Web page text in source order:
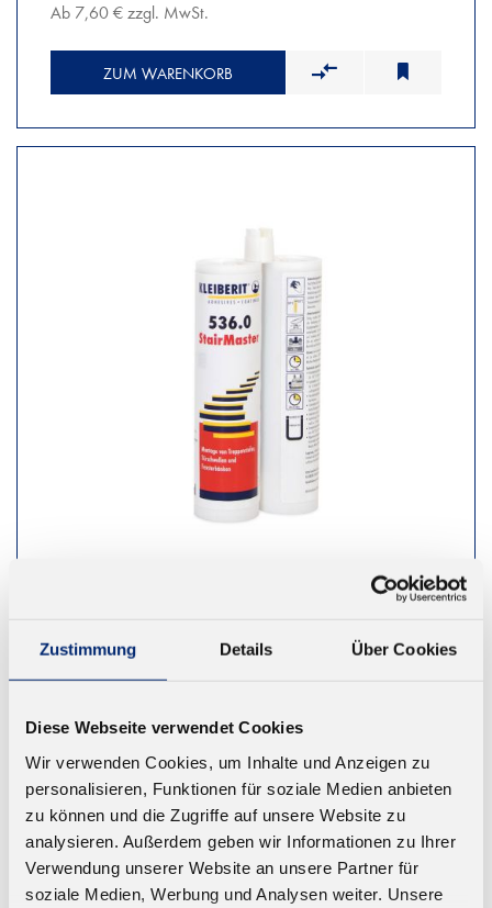
Zustimmung Details Über Cookies
Diese Webseite verwendet Cookies
Wir verwenden Cookies, um Inhalte und Anzeigen zu
personalisieren, Funktionen für soziale Medien anbieten
zu können und die Zugriffe auf unsere Website zu
analysieren. Außerdem geben wir Informationen zu Ihrer
Verwendung unserer Website an unsere Partner für
soziale Medien, Werbung und Analysen weiter. Unsere
Ab 7,60 € zzgl. MwSt.
ZUM WARENKORB
Ab 10,66 € zzgl. MwSt.
ZUM WARENKORB